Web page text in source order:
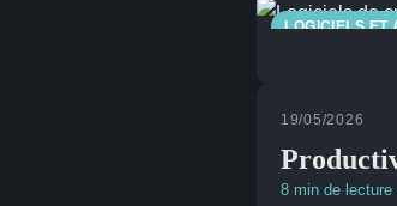
LOGICIELS ET
19/05/2026
8 min de